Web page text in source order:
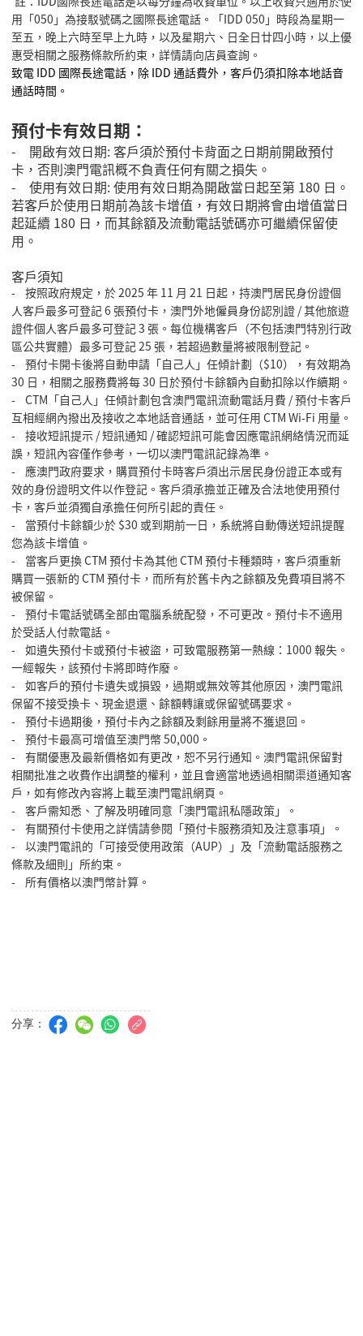
用「050」為接駁號碼之國際長途電話。「IDD 050」時段為星期一
至五，晚上六時至早上九時，以及星期六、日全日廿四小時，以上優
惠受相關之服務條款所約束，詳情請向店員查詢。
致電 IDD 國際長途電話，除 IDD 通話費外，客戶仍須扣除本地話音
通話時間。
預付卡有效日期：
- 開啟有效日期: 客戶須於預付卡背面之日期前開啟預付
卡，否則澳門電訊概不負責任何有關之損失。
- 使用有效日期:使用有效日期為開啟當日起至第 180 日。
若客戶於使用日期前為該卡增值，有效日期將會由增值當日
起延續 180 日，而其餘額及流動電話號碼亦可繼續保留使
用。
客戶須知
- 按照政府規定，於2025 年 11 月 21 日起，持澳門居民身份證個
人客戶最多可登記6 張預付卡，澳門外地僱員身份認別證 /其他旅遊
證件個人客戶最多可登記3 張。每位機構客戶（不包括澳門特別行政
區公共實體）最多可登記25 張，若超過數量將被限制登記。
- 預付卡開卡後將自動申請「自己人」任傾計劃（$10），有效期為
30 日，相關之服務費將每 30 日於預付卡餘額內自動扣除以作續期。
- CTM「自己人」任傾計劃包含澳門電訊流動電話月費 / 預付卡客戶
互相經網內撥出及接收之本地話音通話，並可任用 CTM Wi-Fi 用量。
- 接收短訊提示 / 短訊通知 / 確認短訊可能會因應電訊網絡情況而延
誤，短訊內容僅作參考，一切以澳門電訊記錄為準。
- 應澳門政府要求，購買預付卡時客戶須出示居民身份證正本或有
效的身份證明文件以作登記。客戶須承擔並正確及合法地使用預付
卡，客戶並須獨自承擔任何所引起的責任。
- 當預付卡餘額少於 $30 或到期前一日，系統將自動傳送短訊提醒
您為該卡增值。
- 當客戶更換 CTM 預付卡為其他 CTM 預付卡種類時，客戶須重新
購買一張新的 CTM 預付卡，而所有於舊卡內之餘額及免費項目將不
被保留。
- 預付卡電話號碼全部由電腦系統配發，不可更改。預付卡不適用
於受話人付款電話。
- 如遺失預付卡或預付卡被盜，可致電服務第一熱線：1000 報失。
一經報失，該預付卡將即時作廢。
- 如客戶的預付卡遺失或損毀，過期或無效等其他原因，澳門電訊
保留不接受換卡、現金退還、餘額轉讓或保留號碼要求。
- 預付卡過期後，預付卡內之餘額及剩餘用量將不獲退回。
- 預付卡最高可增值至澳門幣 50,000。
- 有關優惠及最新價格如有更改，恕不另行通知。澳門電訊保留對
相關批准之收費作出調整的權利，並且會適當地透過相關渠道通知客
戶，如有修改內容將上載至澳門電訊網頁。
- 客戶需知悉、了解及明確同意「澳門電訊私隱政策」。
- 有關預付卡使用之詳情請參閱「預付卡服務須知及注意事項」。
- 以澳門電訊的「可接受使用政策（AUP）」及「流動電話服務之
條款及細則」所約束。
- 所有價格以澳門幣計算。
分享：